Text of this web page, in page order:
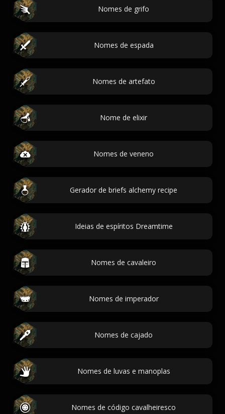
Nomes de grifo
Nomes de espada
Nomes de artefato
Nome de elixir
Nomes de veneno
Gerador de briefs alchemy recipe
Ideias de espíritos Dreamtime
Nomes de cavaleiro
Nomes de imperador
Nomes de cajado
Nomes de luvas e manoplas
Nomes de código cavalheiresco